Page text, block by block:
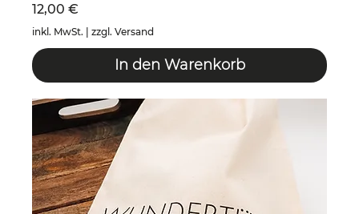
Preis
12,00 €
inkl. MwSt. zzgl. Versand
In den Warenkorb